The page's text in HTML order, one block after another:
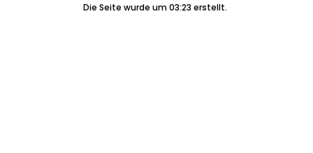
Die Seite wurde um 03:23 erstellt.